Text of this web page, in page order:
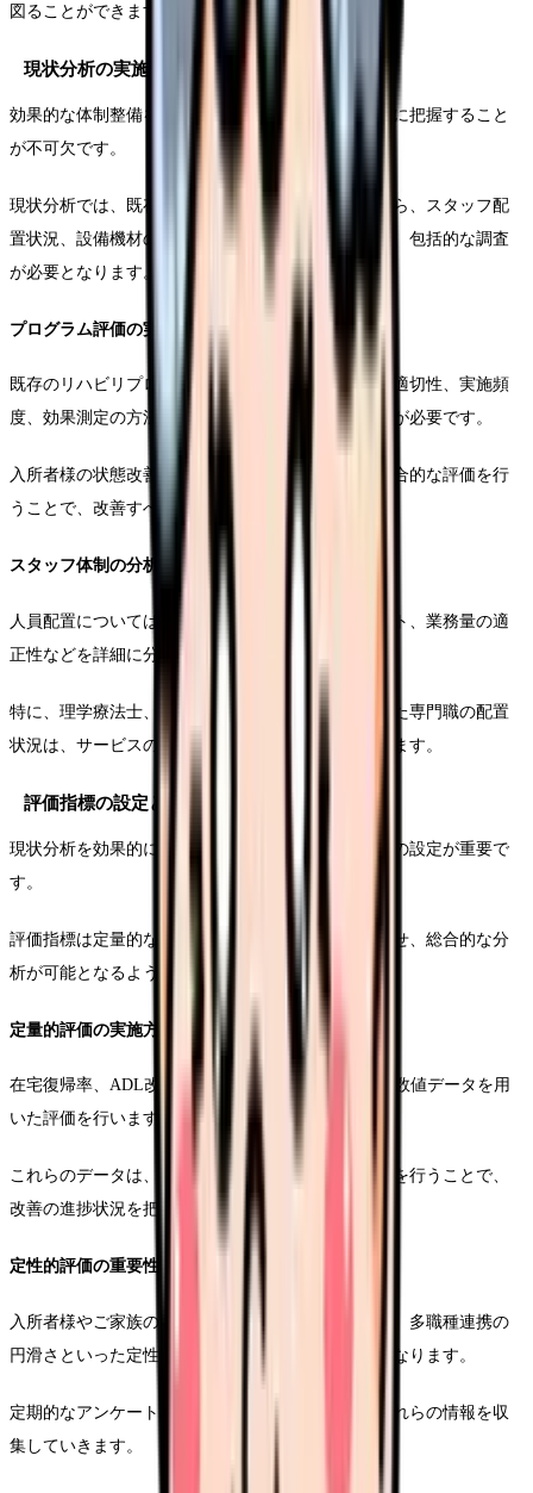
図ることができます。
現状分析の実施方法
効果的な体制整備を行うためには、まず現状を正確に把握すること
が不可欠です。
現状分析では、既存のリハビリプログラムの評価から、スタッフ配
置状況、設備機材の充実度、多職種連携の状況まで、包括的な調査
が必要となります。
プログラム評価の実施手順
既存のリハビリプログラムについては、提供内容の適切性、実施頻
度、効果測定の方法など、多角的な視点からの評価が必要です。
入所者様の状態改善度や満足度調査なども含めた総合的な評価を行
うことで、改善すべきポイントが明確になります。
スタッフ体制の分析方法
人員配置については、職種別の配置状況、勤務シフト、業務量の適
正性などを詳細に分析します。
特に、理学療法士、作業療法士、言語聴覚士といった専門職の配置
状況は、サービスの質に直結する重要な要素となります。
評価指標の設定と分析ツール
現状分析を効果的に行うためには、適切な評価指標の設定が重要で
す。
評価指標は定量的なものと定性的なものを組み合わせ、総合的な分
析が可能となるよう設計します。
定量的評価の実施方法
在宅復帰率、ADL改善度、リハビリ実施率といった数値データを用
いた評価を行います。
これらのデータは、定期的に収集し、トレンド分析を行うことで、
改善の進捗状況を把握することができます。
定性的評価の重要性
入所者様やご家族の満足度、スタッフの業務負担感、多職種連携の
円滑さといった定性的な要素も、重要な評価指標となります。
定期的なアンケート調査やヒアリングを通じて、これらの情報を収
集していきます。